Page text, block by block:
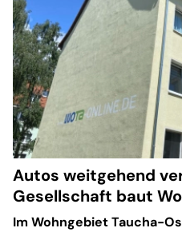
Autos weitgehend
Gesellschaft baut
Im Wohngebiet Taucha-